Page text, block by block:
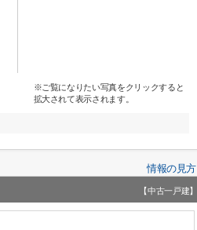
※ご覧になりたい写真をクリックすると
拡大されて表示されます。
情報の見方
【中古一戸建】